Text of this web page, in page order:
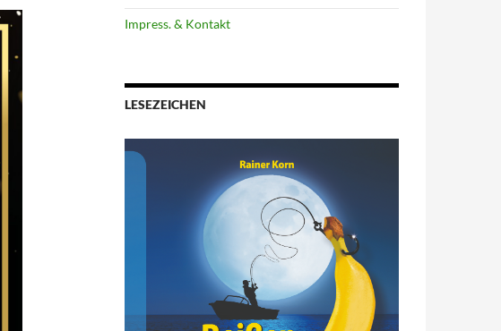
Impress. & Kontakt
LESEZEICHEN